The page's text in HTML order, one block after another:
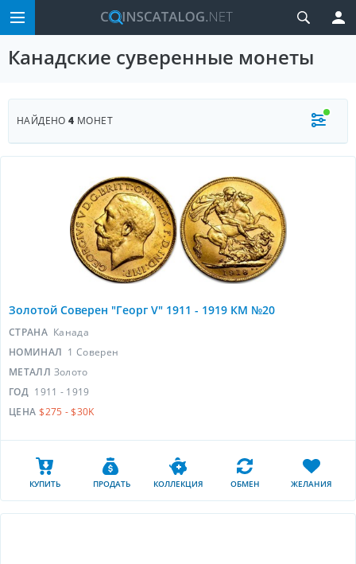
Канадские суверенные монеты
НАЙДЕНО4 МОНЕТ
Золотой Соверен "Георг V" 1911 - 1919 КМ №20
СТРАНА Канада
НОМИНАЛ 1 Соверен
МЕТАЛЛ Золото
ГОД 1911 - 1919
ЦЕНА $275 - $30K
КУПИТЬ ПРОДАТЬ КОЛЛЕКЦИЯ ОБМЕН ЖЕЛАНИЯ